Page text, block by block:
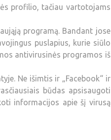
profilio, tačiau vartotojams
programą. Bandant jose
puslapius, kurie siūlo
antivirusinės programos iš
Ne išimtis ir „Facebook“ ir
būdas apsisaugoti
informacijos apie šį virusą